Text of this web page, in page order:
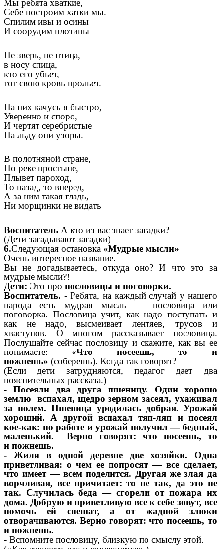
Мы ребята хваткие,
Себе построим хатки мы.
Спилим ивы и осины
И соорудим плотины
Не зверь, не птица,
в носу спица,
кто его убьет,
тот свою кровь прольет.
На них качусь я быстро,
Уверенно и споро,
И чертят серебристые
На льду они узоры.
В полотняной стране,
По реке простыне,
Плывет пароход,
То назад, то вперед,
А за ним такая гладь,
Ни морщинки не видать
Воспитатель А кто из вас знает загадки?
(Дети загадывают загадки)
6.Следующая остановка «Мудрые мысли»
Очень интересное название.
Вы не догадываетесь, откуда оно? И что это за
мудрые мысли?!
Дети: Это про пословицы и поговорки.
Воспитатель. - Ребята, на каждый случай у нашего
народа есть мудрая мысль — пословица или
поговорка. Пословица учит, как надо поступать и
как не надо, высмеивает лентяев, трусов и
хвастунов. О многом рассказывает пословица.
Послушайте сейчас пословицу и скажите, как вы ее
понимаете: «Что посеешь, то и
пожнешь» (соберешь). Когда так говорят?
(Если дети затрудняются, педагог дает два
пояснительных рассказа.)
- Посеяли два друга пшеницу. Один хорошо
землю вспахал, щедро зерном засеял, ухаживал
за полем. Пшеница уродилась добрая. Урожай
хороший. А другой вспахал тяп-ляп и посеял
кое-как: по работе и урожай получил — бедный,
маленький.
Верно говорят: что посеешь, то
и пожнешь.
- Жили в одной деревне две хозяйки. Одна
приветливая: о чем ее попросят — все сделает,
что имеет — всем поделится. Другая же злая да
ворчливая, все причитает: то не так, да это не
так. Случилась беда — сгорели от пожара их
дома. Добрую и приветливую все к себе зовут, все
помочь ей спешат, а от жадной злюки
отворачиваются. Верно говорят: что посеешь, то
и пожнешь.
- Вспомните пословицу, близкую по смыслу этой.